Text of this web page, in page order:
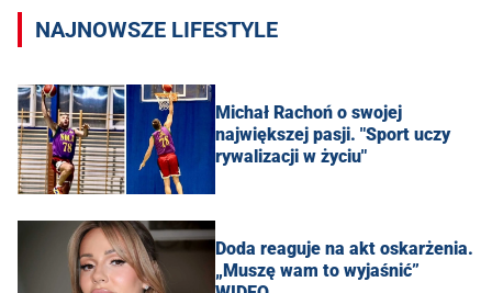
NAJNOWSZE LIFESTYLE
Michał Rachoń o swojej
największej pasji. "Sport uczy
rywalizacji w życiu"
Doda reaguje na akt oskarżenia.
„Muszę wam to wyjaśnić”